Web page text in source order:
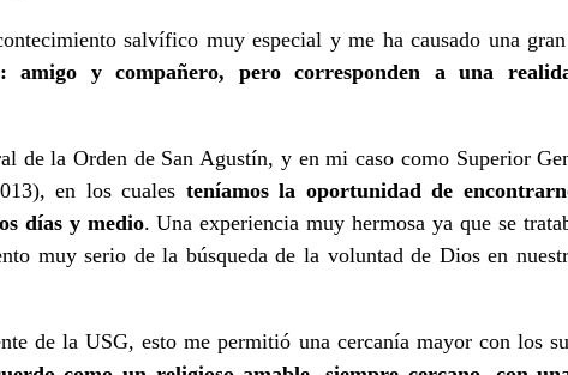
salvífico muy especial y me ha causado una
y compañero, pero corresponden a una
de la Orden de San Agustín, y en mi caso como Superior
en los cuales teníamos la oportunidad de
días y medio. Una experiencia muy hermosa ya que se
muy serio de la búsqueda de la voluntad de Dios en
de la USG, esto me permitió una cercanía mayor con los